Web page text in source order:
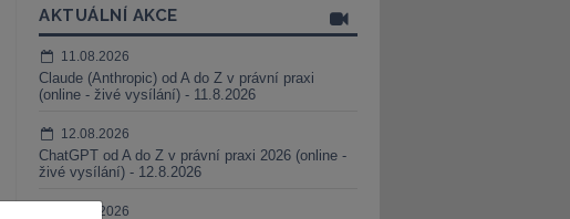
AKTUÁLNÍ AKCE
11.08.2026
Claude (Anthropic) od A do Z v právní praxi
(online - živé vysílání) - 11.8.2026
12.08.2026
ChatGPT od A do Z v právní praxi 2026 (online -
živé vysílání) - 12.8.2026
18.08.2026